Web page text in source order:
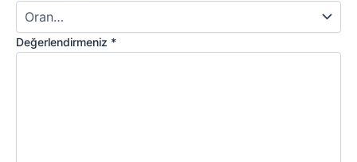
Değerlendirmeniz *